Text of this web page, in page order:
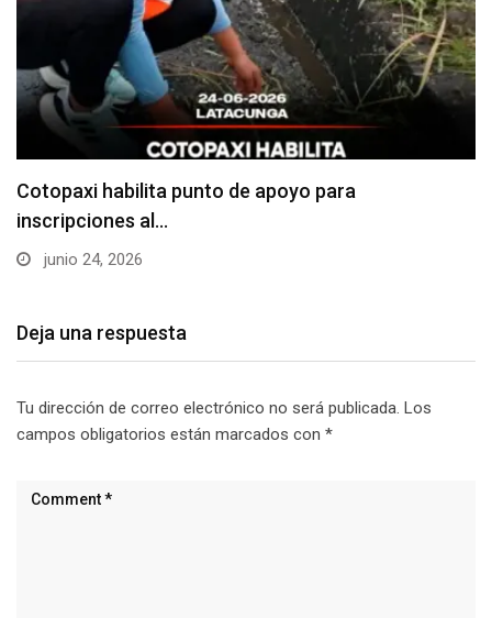
Cotopaxi habilita punto de apoyo para
inscripciones al…
junio 24, 2026
Deja una respuesta
Tu dirección de correo electrónico no será publicada. Los
campos obligatorios están marcados con *